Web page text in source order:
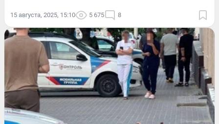
15 августа, 2025, 15:10 5 675 8